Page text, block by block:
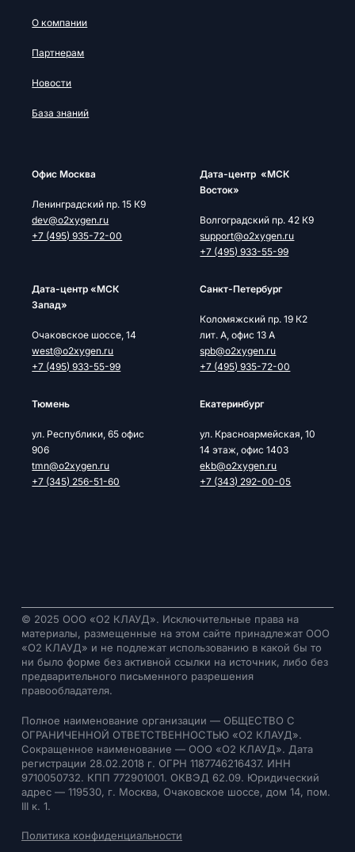
О компании
Партнерам
Новости
База знаний
Офис Москва
Ленинградский пр. 15 К9
dev@o2xygen.ru
+7 (495) 935-72-00
Дата-центр «МСК
Восток»
Волгоградский пр. 42 К9
support@o2xygen.ru
+7 (495) 933-55-99
Дата-центр «МСК
Запад»
Очаковское шоссе, 14
west@o2xygen.ru
+7 (495) 933-55-99
Cанкт-Петербург
Коломяжский пр. 19 К2
лит. А, офис 13 А
spb@o2xygen.ru
+7 (495) 935-72-00
Тюмень
ул. Республики, 65 офис
906
tmn@o2xygen.ru
+7 (345) 256-51-60
Екатеринбург
ул. Красноармейская, 10
14 этаж, офис 1403
ekb@o2xygen.ru
+7 (343) 292-00-05
© 2025 ООО «О2 КЛАУД». Исключительные права на
материалы, размещенные на этом сайте принадлежат ООО
«О2 КЛАУД» и не подлежат использованию в какой бы то
ни было форме без активной ссылки на источник, либо без
предварительного письменного разрешения
правообладателя.
Полное наименование организации — ОБЩЕСТВО С
ОГРАНИЧЕННОЙ ОТВЕТСТВЕННОСТЬЮ «О2 КЛАУД».
Сокращенное наименование — ООО «О2 КЛАУД». Дата
регистрации 28.02.2018 г. ОГРН 1187746216437. ИНН
9710050732. КПП 772901001. ОКВЭД 62.09. Юридический
адрес — 119530, г. Москва, Очаковское шоссе, дом 14, пом.
III к. 1.
Политика конфиденциальности